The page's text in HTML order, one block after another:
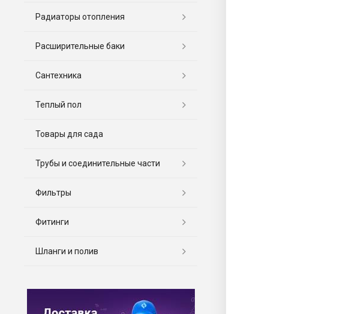
Радиаторы отопления
Расширительные баки
Сантехника
Теплый пол
Товары для сада
Трубы и соединительные части
Фильтры
Фитинги
Шланги и полив